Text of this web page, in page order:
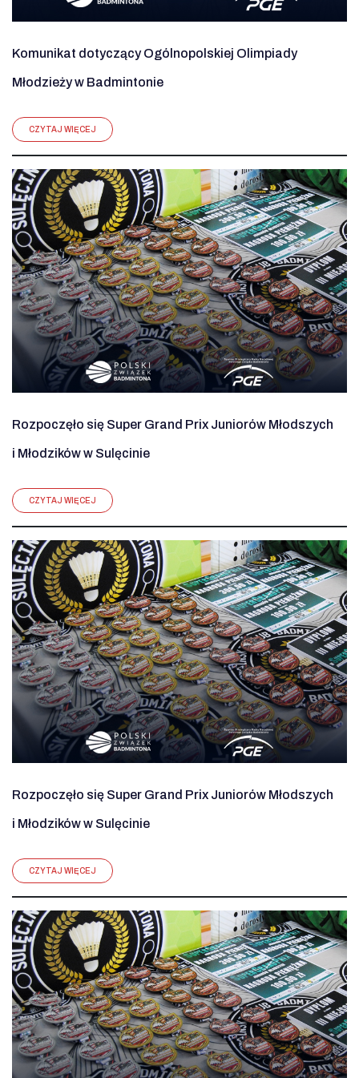
Komunikat dotyczący Ogólnopolskiej Olimpiady
Młodzieży w Badmintonie
CZYTAJ WIĘCEJ
Rozpoczęło się Super Grand Prix Juniorów Młodszych
i Młodzików w Sulęcinie
CZYTAJ WIĘCEJ
Rozpoczęło się Super Grand Prix Juniorów Młodszych
i Młodzików w Sulęcinie
CZYTAJ WIĘCEJ